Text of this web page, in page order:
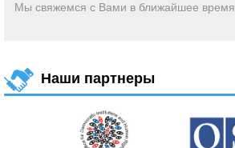
Мы свяжемся с Вами в ближайшее время
Наши партнеры